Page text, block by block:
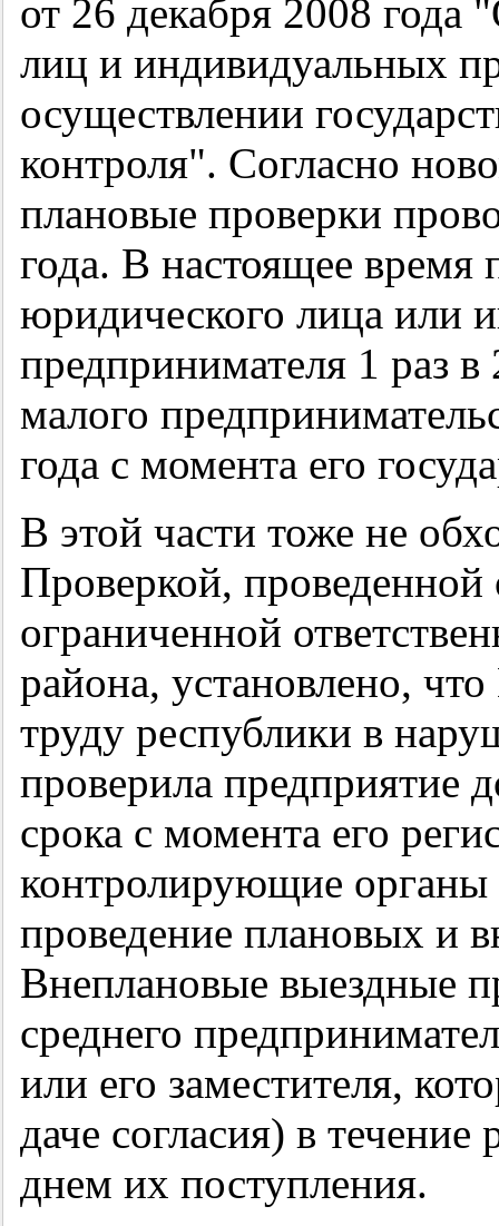
от 26 декабря 2008
лиц и индивидуальных
осуществлении
контроля". Согласно
плановые проверки
года. В настоящее время
юридического лица или
предпринимателя 1 раз в
малого
года с момента его
В этой части тоже не
Проверкой,
ограниченной
района, установлено,
труду республики в
проверила предприятие
срока с момента его
контролирующие органы
проведение плановых и
Внеплановые выездные
среднего
или его заместителя,
даче согласия) в
днем их поступления.